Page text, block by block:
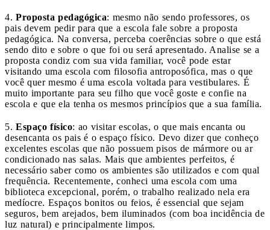
4. Proposta pedagógica: mesmo não sendo professores, os
pais devem pedir para que a escola fale sobre a proposta
pedagógica. Na conversa, perceba coerências sobre o que está
sendo dito e sobre o que foi ou será apresentado. Analise se a
proposta condiz com sua vida familiar, você pode estar
visitando uma escola com filosofia antroposófica, mas o que
você quer mesmo é uma escola voltada para vestibulares. É
muito importante para seu filho que você goste e confie na
escola e que ela tenha os mesmos princípios que a sua família.
5. Espaço físico: ao visitar escolas, o que mais encanta ou
desencanta os pais é o espaço físico. Devo dizer que conheço
excelentes escolas que não possuem pisos de mármore ou ar
condicionado nas salas. Mais que ambientes perfeitos, é
necessário saber como os ambientes são utilizados e com qual
frequência. Recentemente, conheci uma escola com uma
biblioteca excepcional, porém, o trabalho realizado nela era
medíocre. Espaços bonitos ou feios, é essencial que sejam
seguros, bem arejados, bem iluminados (com boa incidência de
luz natural) e principalmente limpos.